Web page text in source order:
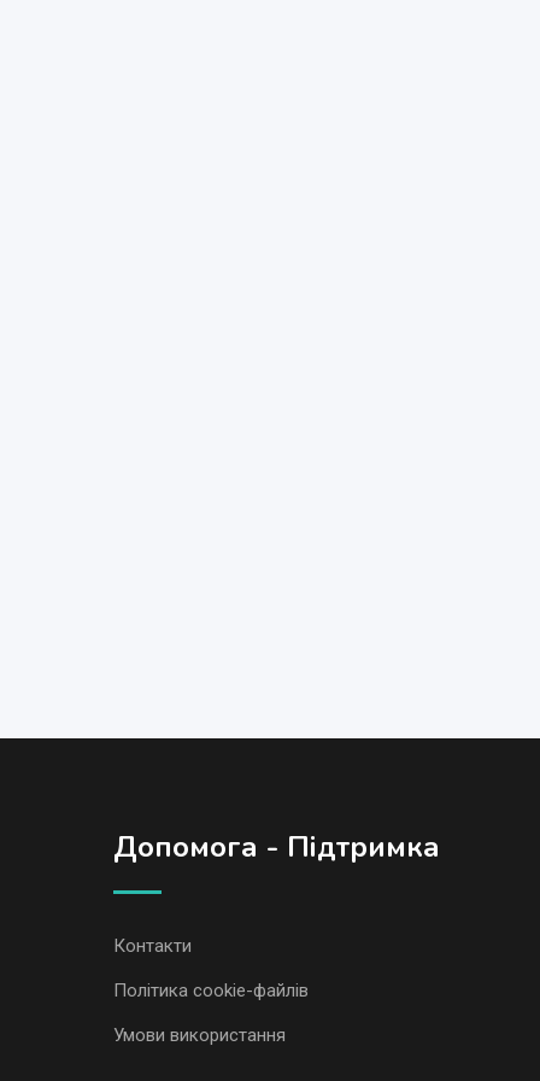
Допомога - Підтримка
Контакти
Політика cookie-файлів
Умови використання